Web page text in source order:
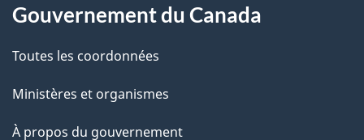
i
l
s
d
propos
de
ce
site
Gouvernement du Canada
Toutes les coordonnées
Ministères et organismes
À propos du gouvernement